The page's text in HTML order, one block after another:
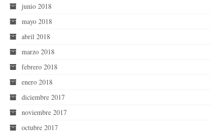
junio 2018
mayo 2018
abril 2018
marzo 2018
febrero 2018
enero 2018
diciembre 2017
noviembre 2017
octubre 2017